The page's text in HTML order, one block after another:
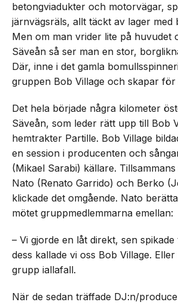
betongviadukter och motorvägar,
järnvägsräls, allt täckt av lager med
Men om man vrider lite på huvudet
Säveån så ser man en stor,
Där, inne i det gamla
gruppen Bob Village och skapar för
Det hela började några kilometer
Säveån, som leder rätt upp till Bob
hemtrakter Partille. Bob Village
en session i producenten och
(Mikael Sarabi) källare.
Nato (Renato Garrido) och Berko
klickade det omgående. Nato
mötet gruppmedlemmarna emellan:
– Vi gjorde en låt direkt, sen spikade
dess kallade vi oss Bob Village.
grupp iallafall.
När de sedan träffade DJ:n/